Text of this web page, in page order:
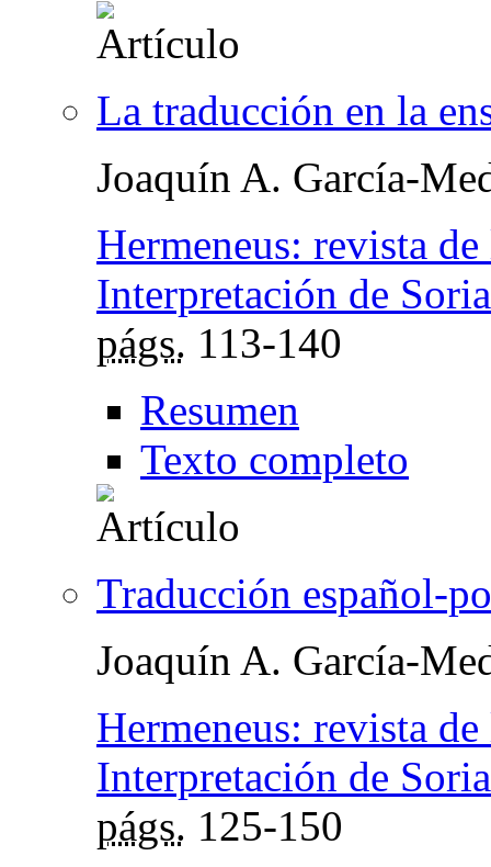
La traducción en la
Joaquín A. García-
Hermeneus: revista
Interpretación de Soria
págs. 113-140
Resumen
Texto completo
Traducción español-
Joaquín A. García-
Hermeneus: revista
Interpretación de Soria
págs. 125-150